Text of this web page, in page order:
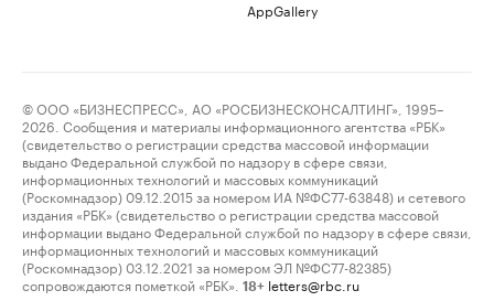
AppGallery
© ООО «БИЗНЕСПРЕСС», АО «РОСБИЗНЕСКОНСАЛТИНГ», 1995–
2026. Сообщения и материалы информационного агентства «РБК»
(свидетельство о регистрации средства массовой информации
выдано Федеральной службой по надзору в сфере связи,
информационных технологий и массовых коммуникаций
(Роскомнадзор) 09.12.2015 за номером ИА №ФС77-63848) и сетевого
издания «РБК» (свидетельство о регистрации средства массовой
информации выдано Федеральной службой по надзору в сфере связи,
информационных технологий и массовых коммуникаций
(Роскомнадзор) 03.12.2021 за номером ЭЛ №ФС77-82385)
сопровождаются пометкой «РБК».
18+ letters@rbc.ru